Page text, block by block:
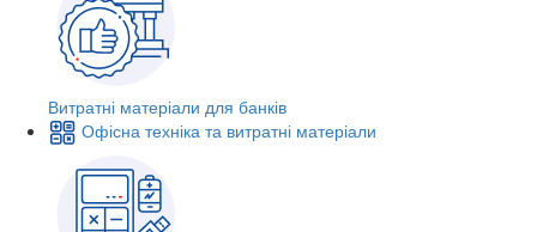
Витратні матеріали для банків
Офісна техніка та витратні матеріали